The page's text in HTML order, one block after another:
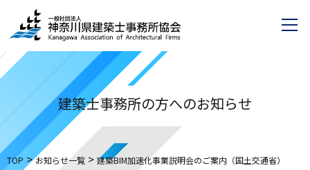
建築士事務所の方へのお知らせ
TOP >お知らせ一覧 > 建築BIM加速化事業説明会のご案内（国土交通省）